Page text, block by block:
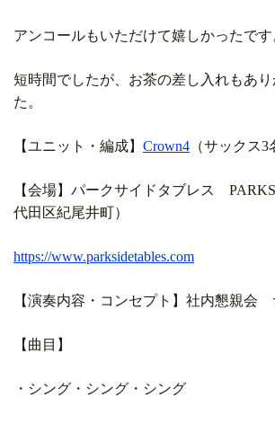
アンコールもいただけて嬉しかったです
短時間でしたが、お茶の差し入れもあ
た。
【ユニット・編成】 Crown4 （サックス3
【会場】パークサイドタブレス
代田区紀尾井町）
https://www.parksidetables.com
【演奏内容・コンセプト】社内懇親会
【曲目】
・シング・シング・シング